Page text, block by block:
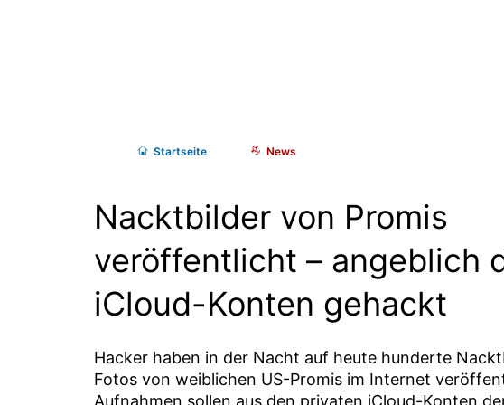
Startseite News
Nacktbilder von Promis
veröffentlicht – angeblich
iCloud-Konten gehackt
Hacker haben in der Nacht auf heute hunderte
Fotos von weiblichen US-Promis im Internet
Aufnahmen sollen aus den privaten iCloud-Konten